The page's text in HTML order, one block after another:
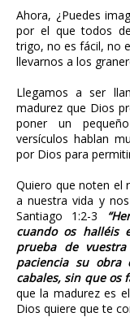
Ahora, ¿Puedes
por el que todos
trigo, no es fácil, no
llevarnos a los
Llegamos a ser
madurez que Dios
poner un
versículos hablan
por Dios para
Quiero que noten el
a nuestra vida y
Santiago 1:2-3
cuando os halléis
prueba de
paciencia su obra
cabales, sin que os
que la madurez es
Dios quiere que te